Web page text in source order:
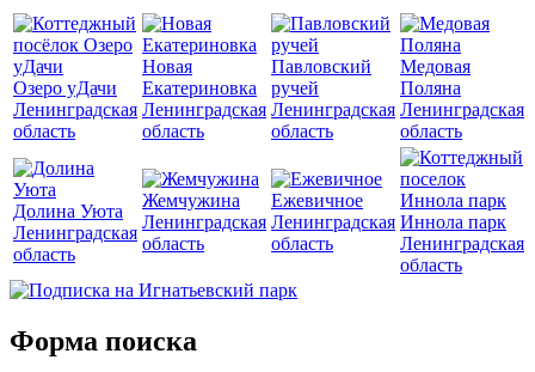
Озеро уДачи
Ленинградская
область
Новая
Екатериновка
Ленинградская
область
Павловский
ручей
Ленинградская
область
Медовая
Поляна
Ленинградская
область
Долина Уюта
Ленинградская
область
Жемчужина
Ленинградская
область
Ежевичное
Ленинградская
область
Иннола парк
Ленинградская
область
Форма поиска